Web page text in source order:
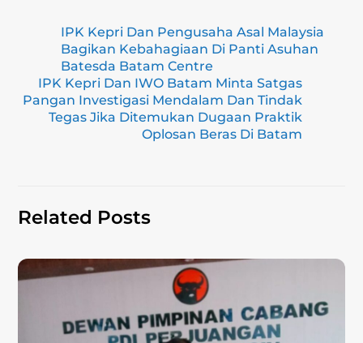
ai
e
gr
a
m
e c
e
b
o
o
at
s
A
p
p
p
y
Li
n
k
ar
e
IPK Kepri Dan Pengusaha Asal Malaysia
Bagikan Kebahagiaan Di Panti Asuhan
Batesda Batam Centre
IPK Kepri Dan IWO Batam Minta Satgas
Pangan Investigasi Mendalam Dan Tindak
Tegas Jika Ditemukan Dugaan Praktik
Oplosan Beras Di Batam
Related Posts